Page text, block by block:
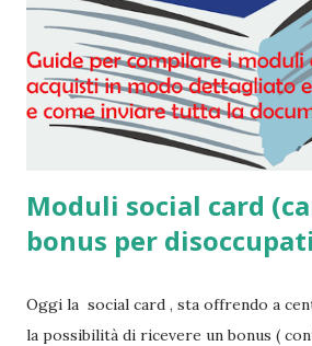
Moduli social card
bonus per
Oggi la social card , sta offrendo a
la possibilità di ricevere un bonus (